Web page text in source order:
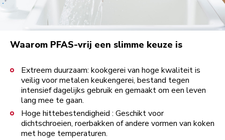
Waarom PFAS-vrij een slimme keuze is
Extreem duurzaam: kookgerei van hoge kwaliteit is
veilig voor metalen keukengerei, bestand tegen
intensief dagelijks gebruik en gemaakt om een leven
lang mee te gaan.
Hoge hittebestendigheid : Geschikt voor
dichtschroeien, roerbakken of andere vormen van koken
met hoge temperaturen.